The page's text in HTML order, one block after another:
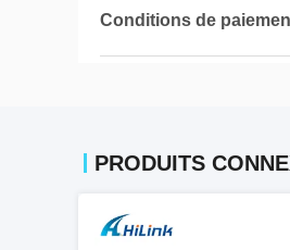
Conditions de
PRODUITS